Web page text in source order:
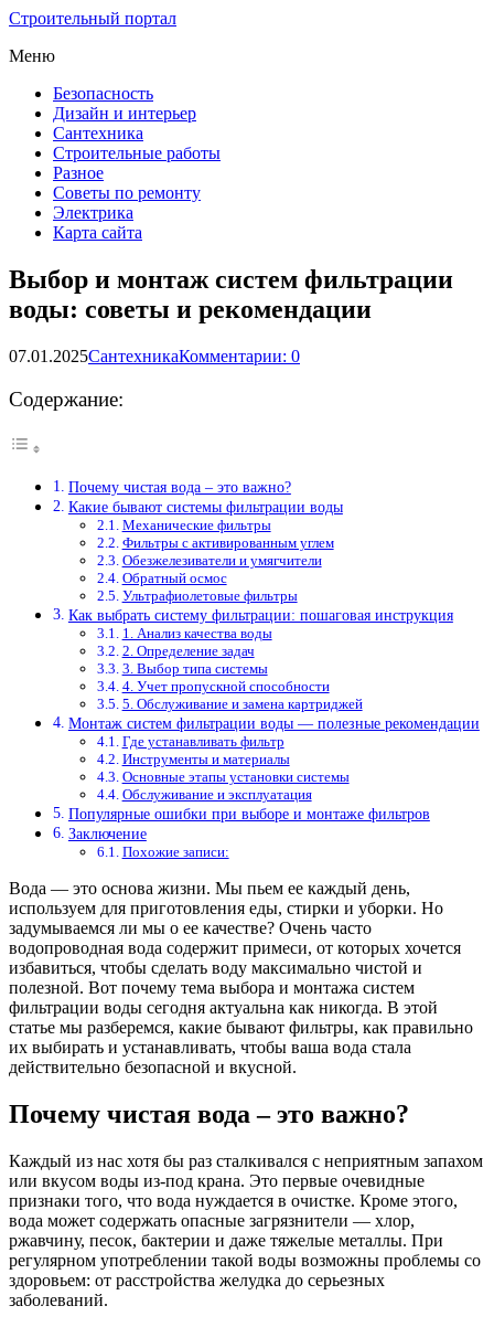
Строительный портал
Меню
Безопасность
Дизайн и интерьер
Сантехника
Строительные работы
Разное
Советы по ремонту
Электрика
Карта сайта
Выбор и монтаж систем фильтрации
воды: советы и рекомендации
07.01.2025СантехникаКомментарии: 0
Содержание:
Почему чистая вода – это важно?
Какие бывают системы фильтрации воды
Механические фильтры
Фильтры с активированным углем
Обезжелезиватели и умягчители
Обратный осмос
Ультрафиолетовые фильтры
Как выбрать систему фильтрации: пошаговая инструкция
1. Анализ качества воды
2. Определение задач
3. Выбор типа системы
4. Учет пропускной способности
5. Обслуживание и замена картриджей
Монтаж систем фильтрации воды — полезные рекомендации
Где устанавливать фильтр
Инструменты и материалы
Основные этапы установки системы
Обслуживание и эксплуатация
Популярные ошибки при выборе и монтаже фильтров
Заключение
Похожие записи:
Вода — это основа жизни. Мы пьем ее каждый день,
используем для приготовления еды, стирки и уборки. Но
задумываемся ли мы о ее качестве? Очень часто
водопроводная вода содержит примеси, от которых хочется
избавиться, чтобы сделать воду максимально чистой и
полезной. Вот почему тема выбора и монтажа систем
фильтрации воды сегодня актуальна как никогда. В этой
статье мы разберемся, какие бывают фильтры, как правильно
их выбирать и устанавливать, чтобы ваша вода стала
действительно безопасной и вкусной.
Почему чистая вода – это важно?
Каждый из нас хотя бы раз сталкивался с неприятным запахом
или вкусом воды из-под крана. Это первые очевидные
признаки того, что вода нуждается в очистке. Кроме этого,
вода может содержать опасные загрязнители — хлор,
ржавчину, песок, бактерии и даже тяжелые металлы. При
регулярном употреблении такой воды возможны проблемы со
здоровьем: от расстройства желудка до серьезных
заболеваний.